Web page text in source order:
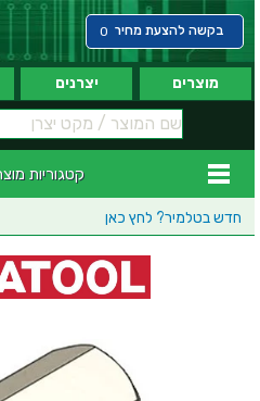
בקשה להצעת מחיר 0
מוצרים יצרנים
קטגוריות
חדש בטלמיר? לחץ כאן